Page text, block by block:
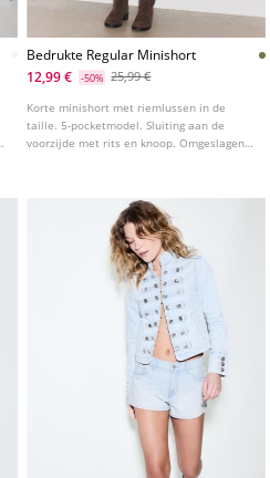
Bedrukte Regular Minishort
12,99 €
-50% 25,99 €
Korte minishort met riemlussen in de
taille. 5-pocketmodel. Sluiting aan de
voorzijde met rits en knoop. Omgeslagen